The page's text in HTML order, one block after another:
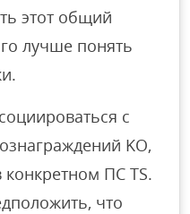
этот общий
лучше понять
с
KO,
конкретном ПС TS.
что